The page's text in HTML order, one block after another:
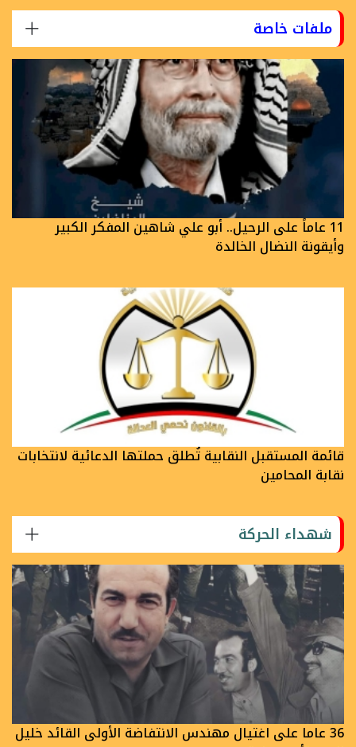
ملفات خاصة
11 عاماً على الرحيل.. أبو علي شاهين المفكر الكبير
وأيقونة النضال الخالدة
قائمة المستقبل النقابية تُطلق حملتها الدعائية لانتخابات
نقابة المحامين
شهداء الحركة
36 عاما على اغتيال مهندس الانتفاضة الأولى القائد خليل